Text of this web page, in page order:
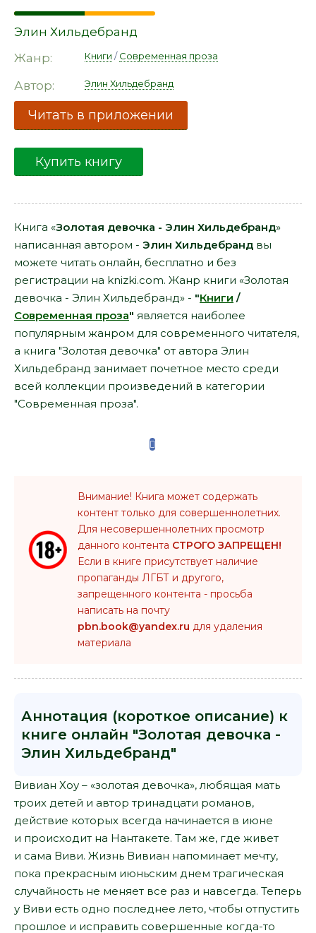
Элин Хильдебранд
Жанр:
Книги /Современная проза
Автор: Элин Хильдебранд
Читать в приложении
Купить книгу
Книга «Золотая девочка - Элин Хильдебранд»
написанная автором - Элин Хильдебранд вы
можете читать онлайн, бесплатно и без
регистрации на knizki.com. Жанр книги «Золотая
девочка - Элин Хильдебранд» - "Книги /
Современная проза" является наиболее
популярным жанром для современного читателя,
а книга "Золотая девочка" от автора Элин
Хильдебранд занимает почетное место среди
всей коллекции произведений в категории
"Современная проза".
Внимание! Книга может содержать
контент только для совершеннолетних.
Для несовершеннолетних просмотр
данного контента СТРОГО ЗАПРЕЩЕН!
Если в книге присутствует наличие
пропаганды ЛГБТ и другого,
запрещенного контента - просьба
написать на почту
pbn.book@yandex.ru для удаления
материала
Аннотация (короткое описание) к
книге онлайн "Золотая девочка -
Элин Хильдебранд"
Вивиан Хоу – «золотая девочка», любящая мать
троих детей и автор тринадцати романов,
действие которых всегда начинается в июне
и происходит на Нантакете. Там же, где живет
и сама Виви. Жизнь Вивиан напоминает мечту,
пока прекрасным июньским днем трагическая
случайность не меняет все раз и навсегда. Теперь
у Виви есть одно последнее лето, чтобы отпустить
прошлое и исправить совершенные когда-то